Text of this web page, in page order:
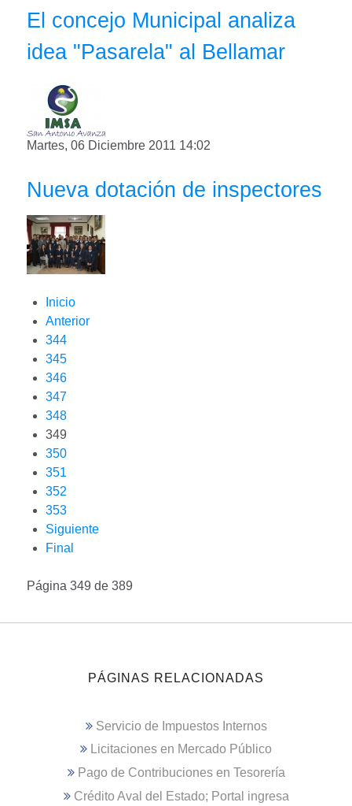
El concejo Municipal analiza
idea "Pasarela" al Bellamar
Martes, 06 Diciembre 2011 14:02
Nueva dotación de inspectores
Inicio
Anterior
344
345
346
347
348
349
350
351
352
353
Siguiente
Final
Página 349 de 389
PÁGINAS RELACIONADAS
Servicio de Impuestos Internos
Licitaciones en Mercado Público
Pago de Contribuciones en Tesorería
Crédito Aval del Estado; Portal ingresa